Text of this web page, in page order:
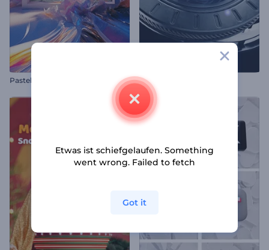
Pastellkunst-Logo-Enthüllung 3D Tech-Logoanimation
Etwas ist schiefgelaufen. Something
went wrong. Failed to fetch
Got it